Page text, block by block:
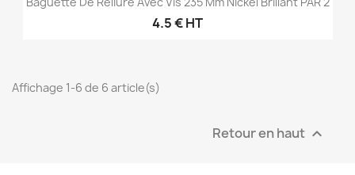
4.5 € HT
Affichage 1-6 de 6 article(s)
Retour en haut 